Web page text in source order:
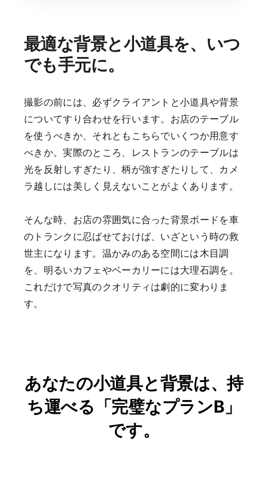
最適な背景と小道具を、いつ
でも手元に。
撮影の前には、必ずクライアントと小道具や背景
についてすり合わせを行います。お店のテーブル
を使うべきか、それともこちらでいくつか用意す
べきか。実際のところ、レストランのテーブルは
光を反射しすぎたり、柄が強すぎたりして、カメ
ラ越しには美しく見えないことがよくあります。
そんな時、お店の雰囲気に合った背景ボードを車
のトランクに忍ばせておけば、いざという時の救
世主になります。温かみのある空間には木目調
を、明るいカフェやベーカリーには大理石調を。
これだけで写真のクオリティは劇的に変わりま
す。
あなたの小道具と背景は、持
ち運べる「完璧なプランB」
です。